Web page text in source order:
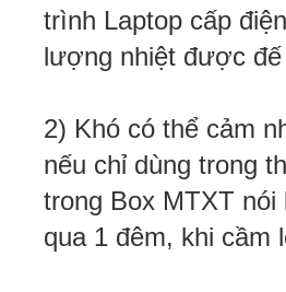
trình Laptop cấp
lượng nhiệt được
2) Khó có thể cảm
nếu chỉ dùng trong
trong Box MTXT
qua 1 đêm, khi cầm